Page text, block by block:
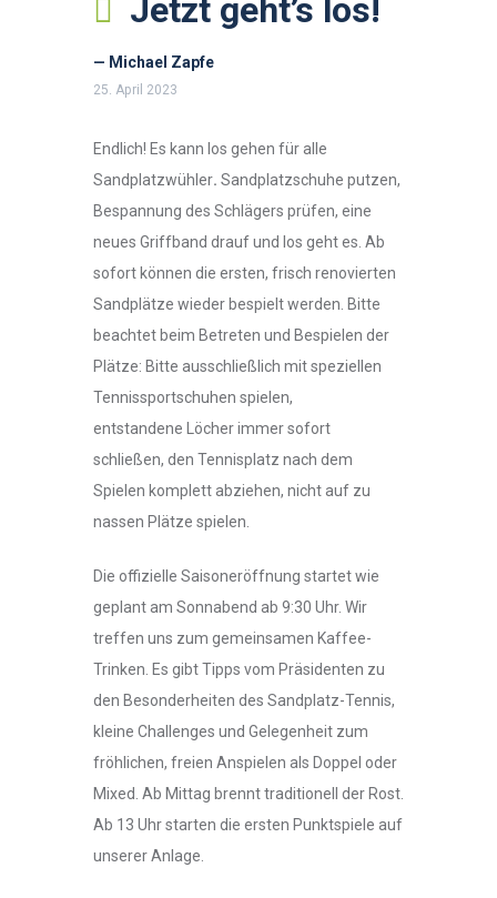
Jetzt geht’s los!
— Michael Zapfe
25. April 2023
Endlich! Es kann los gehen für alle
Sandplatzwühler. Sandplatzschuhe putzen,
Bespannung des Schlägers prüfen, eine
neues Griffband drauf und los geht es. Ab
sofort können die ersten, frisch renovierten
Sandplätze wieder bespielt werden. Bitte
beachtet beim Betreten und Bespielen der
Plätze: Bitte ausschließlich mit speziellen
Tennissportschuhen spielen,
entstandene Löcher immer sofort
schließen, den Tennisplatz nach dem
Spielen komplett abziehen, nicht auf zu
nassen Plätze spielen.
Die offizielle Saisoneröffnung startet wie
geplant am Sonnabend ab 9:30 Uhr. Wir
treffen uns zum gemeinsamen Kaffee-
Trinken. Es gibt Tipps vom Präsidenten zu
den Besonderheiten des Sandplatz-Tennis,
kleine Challenges und Gelegenheit zum
fröhlichen, freien Anspielen als Doppel oder
Mixed. Ab Mittag brennt traditionell der Rost.
Ab 13 Uhr starten die ersten Punktspiele auf
unserer Anlage.